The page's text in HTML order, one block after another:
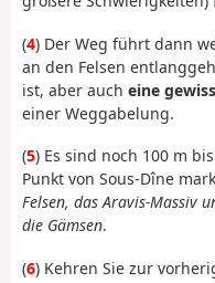
(4) Der Weg führt dann
an den Felsen
ist, aber auch eine
einer Weggabelung.
(5) Es sind noch 100 m
Punkt von Sous-Dîne
Felsen, das Aravis-Massiv
die Gämsen.
(6) Kehren Sie zur